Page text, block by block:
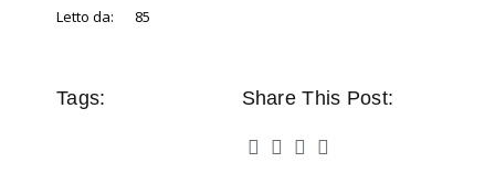
Letto da: 85
Tags: Share This Post: